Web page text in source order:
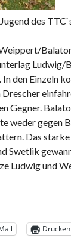
des
Ludwig/
den Einzeln
Drescher
Gegner.
weder gegen
Das
Swetlik
Ludwig und
Drucken